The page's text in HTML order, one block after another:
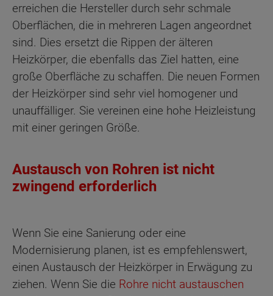
erreichen die Hersteller durch sehr schmale
Oberflächen, die in mehreren Lagen angeordnet
sind. Dies ersetzt die Rippen der älteren
Heizkörper, die ebenfalls das Ziel hatten, eine
große Oberfläche zu schaffen. Die neuen Formen
der Heizkörper sind sehr viel homogener und
unauffälliger. Sie vereinen eine hohe Heizleistung
mit einer geringen Größe.
Austausch von Rohren ist nicht
zwingend erforderlich
Wenn Sie eine Sanierung oder eine
Modernisierung planen, ist es empfehlenswert,
einen Austausch der Heizkörper in Erwägung zu
ziehen. Wenn Sie die Rohre nicht austauschen